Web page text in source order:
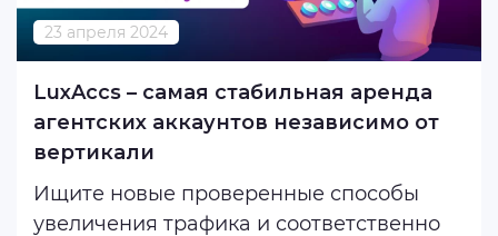
23 апреля 2024
LuxAccs – самая стабильная аренда
агентских аккаунтов независимо от
вертикали
Ищите новые проверенные способы
увеличения трафика и соответственно